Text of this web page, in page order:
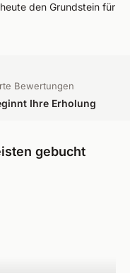
den Grundstein für
Bewertungen
Ihre Erholung
gebucht